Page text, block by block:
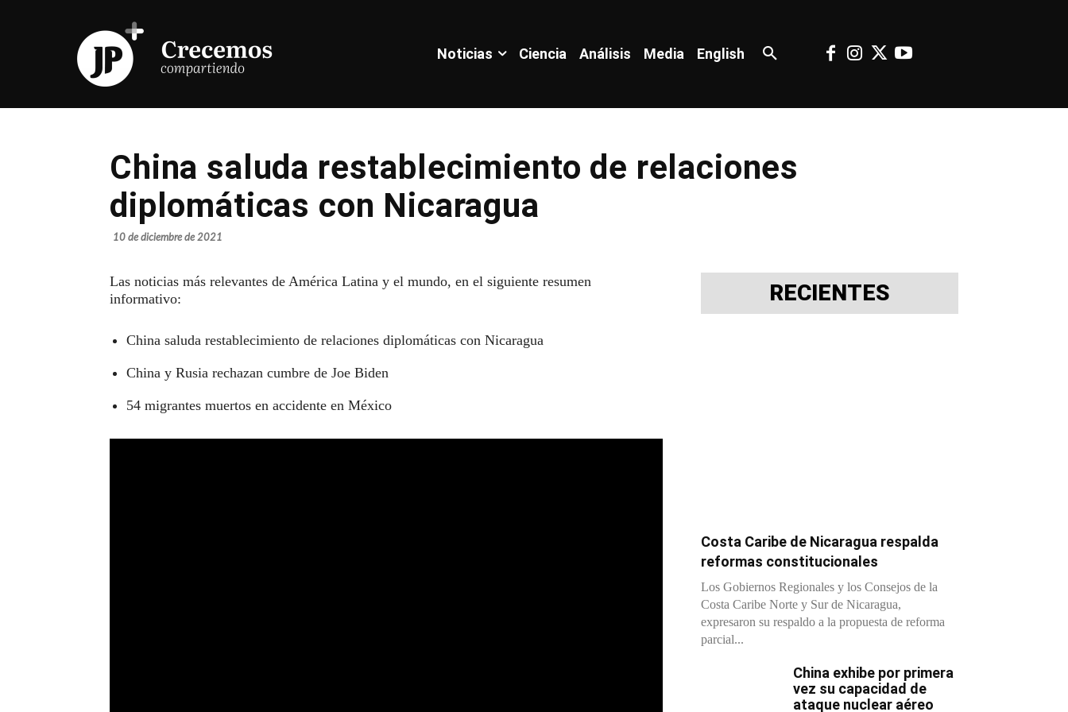
Noticias Ciencia Análisis Media English
China saluda restablecimiento de relaciones
diplomáticas con Nicaragua
10 de diciembre de 2021
Las noticias más relevantes de América Latina y el mundo, en el siguiente resumen
informativo:
China saluda restablecimiento de relaciones diplomáticas con Nicaragua
China y Rusia rechazan cumbre de Joe Biden
54 migrantes muertos en accidente en México
RECIENTES
Costa Caribe de Nicaragua respalda
reformas constitucionales
Los Gobiernos Regionales y los Consejos de la
Costa Caribe Norte y Sur de Nicaragua,
expresaron su respaldo a la propuesta de reforma
parcial...
China exhibe por primera
vez su capacidad de
ataque nuclear aéreo